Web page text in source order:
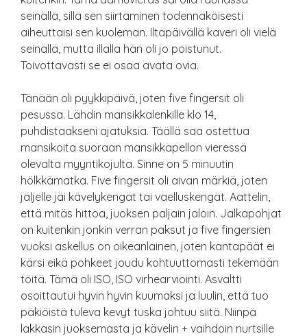
seinällä, sillä sen siirtäminen todennäköisesti
aiheuttaisi sen kuoleman. Iltapäivällä kaveri oli vielä
seinällä, mutta illalla hän oli jo poistunut.
Toivottavasti se ei osaa avata ovia.
Tänään oli pyykkipäivä, joten five fingersit oli
pesussa. Lähdin mansikkalenkille klo 14,
puhdistaakseni ajatuksia. Täällä saa ostettua
mansikoita suoraan mansikkapellon vieressä
olevalta myyntikojulta. Sinne on 5 minuutin
hölkkämatka. Five fingersit oli aivan märkiä, joten
jäljelle jäi kävelykengät tai vaelluskengät. Aattelin,
että mitäs hittoa, juoksen paljain jaloin. Jalkapohjat
on kuitenkin jonkin verran paksut ja five fingersien
vuoksi askellus on oikeanlainen, joten kantapäät ei
kärsi eikä pohkeet joudu kohtuuttomasti tekemään
töitä. Tämä oli ISO, ISO virhearviointi. Asvaltti
osoittautui hyvin hyvin kuumaksi ja luulin, että tuo
päkiöistä tuleva kevyt tuska johtuu siitä. Niinpä
lakkasin juoksemasta ja kävelin + vaihdoin nurtsille